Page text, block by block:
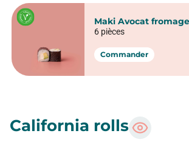
Maki Avocat
6 pièces
Commander
California rolls​